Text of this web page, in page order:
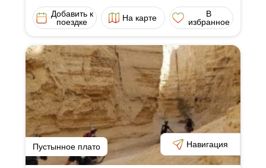
Добавить к
поездке
На карте
В
избранное
Пустынное плато Навигация